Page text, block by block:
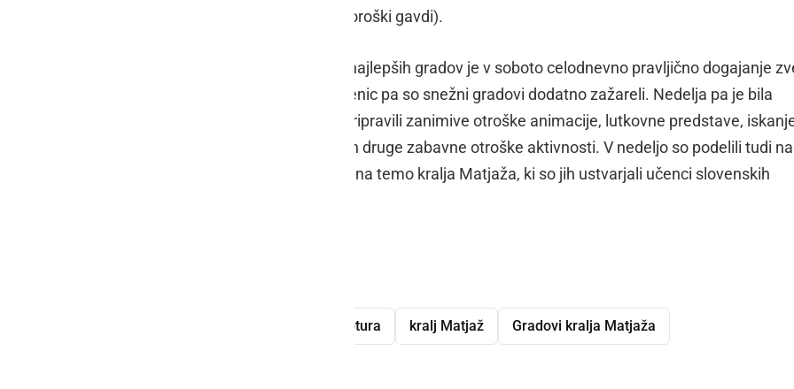
ekipam, glasbeni nastopi na pravi koroški gavdi).
S prižiganjem bakel in razglasitvijo najlepših gradov je v soboto celodnevno pravljično dogajanje
doseglo svoj vrhunec, ob soju plamenic pa so snežni gradovi dodatno zažareli. Nedelja pa je bila
namenjena otrokom, za katere so pripravili zanimive otroške animacije, lutkovne predstave,
skritega zaklada, možnost jahanja in druge zabavne otroške aktivnosti. V nedeljo so podelili tudi
za najboljša likovna in literarna dela na temo kralja Matjaža, ki so jih ustvarjali učenci slovenskih
skulptura kralj Matjaž Gradovi kralja Matjaža